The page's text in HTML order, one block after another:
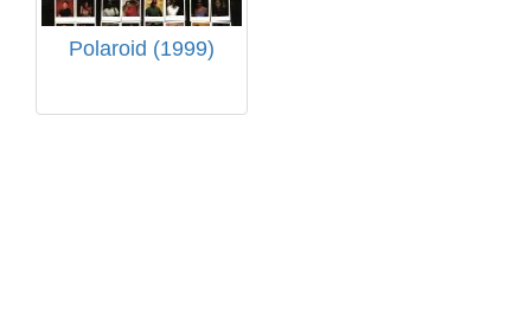
Polaroid (1999)